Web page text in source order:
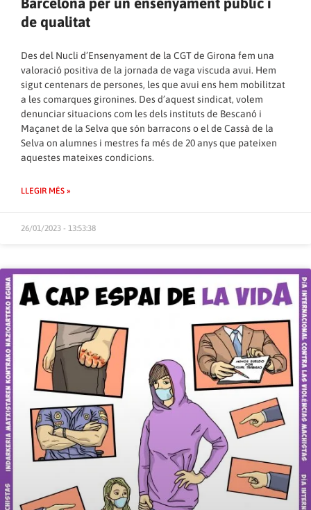
de qualitat
Des del Nucli d’Ensenyament de la CGT de Girona fem una
valoració positiva de la jornada de vaga viscuda avui. Hem
sigut centenars de persones, les que avui ens hem mobilitzat
a les comarques gironines. Des d’aquest sindicat, volem
denunciar situacions com les dels instituts de Bescanó i
Maçanet de la Selva que són barracons o el de Cassà de la
Selva on alumnes i mestres fa més de 20 anys que pateixen
aquestes mateixes condicions.
LLEGIR MÉS »
26/01/2023 - 13:53:38